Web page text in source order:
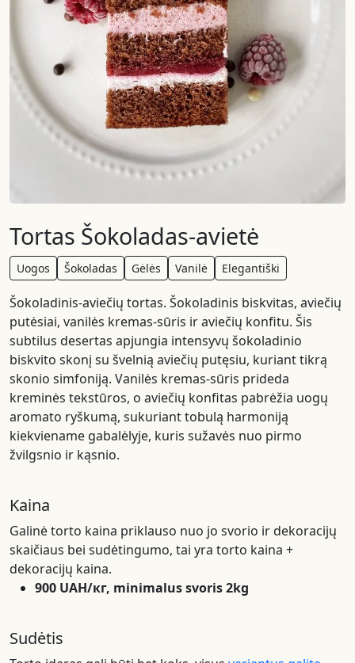
Tortas Šokoladas-avietė
Uogos Šokoladas Gėlės Vanilė Elegantiški
Šokoladinis-aviečių tortas. Šokoladinis biskvitas, aviečių
putėsiai, vanilės kremas-sūris ir aviečių konfitu. Šis
subtilus desertas apjungia intensyvų šokoladinio
biskvito skonį su švelnią aviečių putęsiu, kuriant tikrą
skonio simfoniją. Vanilės kremas-sūris prideda
kreminės tekstūros, o aviečių konfitas pabrėžia uogų
aromato ryškumą, sukuriant tobulą harmoniją
kiekviename gabalėlyje, kuris sužavės nuo pirmo
žvilgsnio ir kąsnio.
Kaina
Galinė torto kaina priklauso nuo jo svorio ir dekoracijų
skaičiaus bei sudėtingumo, tai yra torto kaina +
dekoracijų kaina.
900 UAH/кг, minimalus svoris 2kg
Sudėtis